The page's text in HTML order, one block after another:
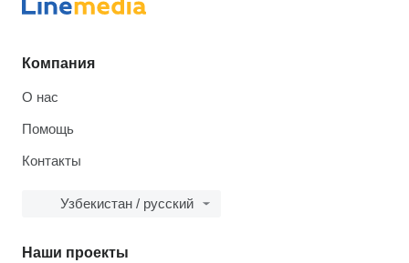
Компания
О нас
Помощь
Контакты
Узбекистан / русский
Наши проекты